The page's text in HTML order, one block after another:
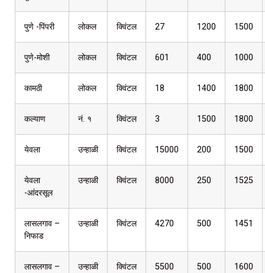
पुणे -पिंपरी लोकल क्विंटल 27 1200 1500
पुणे-मोशी लोकल क्विंटल 601 400 1000
कामठी लोकल क्विंटल 18 1400 1800
कल्याण नं. १ क्विंटल 3 1500 1800
येवला उन्हाळी क्विंटल 15000 200 1500
येवला
-आंदरसूल
उन्हाळी क्विंटल 8000 250 1525
लासलगाव –
निफाड
उन्हाळी क्विंटल 4270 500 1451
लासलगाव –
उन्हाळी क्विंटल 5500 500 1600